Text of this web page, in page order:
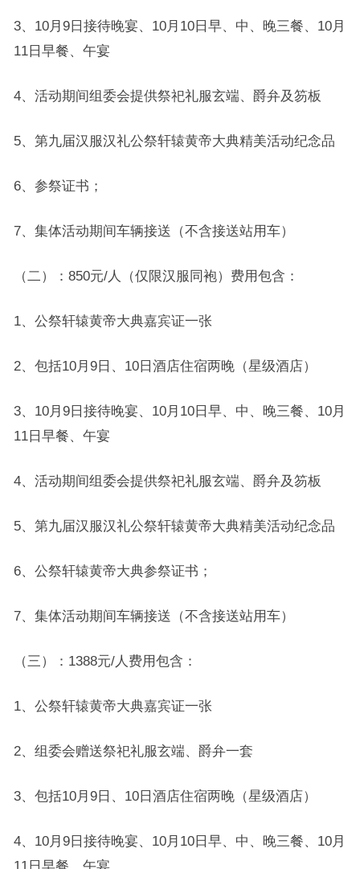
3、10月9日接待晚宴、10月10日早、中、晚三餐、10月
11日早餐、午宴
4、活动期间组委会提供祭祀礼服玄端、爵弁及笏板
5、第九届汉服汉礼公祭轩辕黄帝大典精美活动纪念品
6、参祭证书；
7、集体活动期间车辆接送（不含接送站用车）
（二）：850元/人（仅限汉服同袍）费用包含：
1、公祭轩辕黄帝大典嘉宾证一张
2、包括10月9日、10日酒店住宿两晚（星级酒店）
3、10月9日接待晚宴、10月10日早、中、晚三餐、10月
11日早餐、午宴
4、活动期间组委会提供祭祀礼服玄端、爵弁及笏板
5、第九届汉服汉礼公祭轩辕黄帝大典精美活动纪念品
6、公祭轩辕黄帝大典参祭证书；
7、集体活动期间车辆接送（不含接送站用车）
（三）：1388元/人费用包含：
1、公祭轩辕黄帝大典嘉宾证一张
2、组委会赠送祭祀礼服玄端、爵弁一套
3、包括10月9日、10日酒店住宿两晚（星级酒店）
4、10月9日接待晚宴、10月10日早、中、晚三餐、10月
11日早餐、午宴